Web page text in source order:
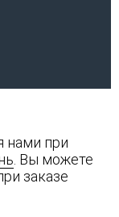
нами при
. Вы можете
заказе